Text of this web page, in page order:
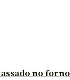
no forno